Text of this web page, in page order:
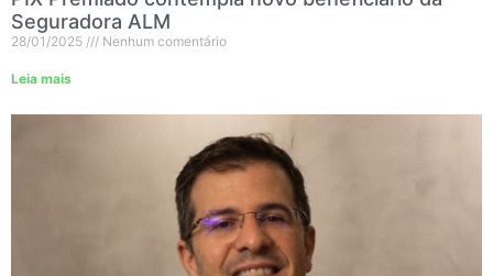
Seguradora ALM
28/01/2025 Nenhum comentário
Leia mais